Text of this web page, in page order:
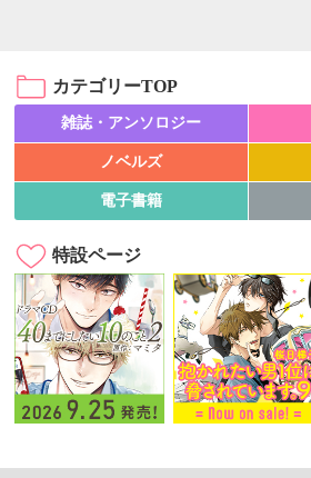
カテゴリーTOP
雑誌・アンソロジー
ノベルズ
電子書籍
特設ページ